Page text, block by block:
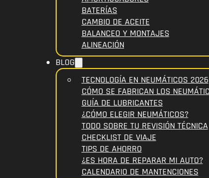
BATERÍAS
CAMBIO DE ACEITE
BALANCEO Y MONTAJES
ALINEACIÓN
BLOG
TECNOLOGÍA EN NEUMÁTICOS 2026
CÓMO SE FABRICAN LOS
GUÍA DE LUBRICANTES
¿CÓMO ELEGIR NEUMÁTICOS?
TODO SOBRE TU REVISIÓN TÉCNICA
CHECKLIST DE VIAJE
TIPS DE AHORRO
¿ES HORA DE REPARAR MI AUTO?
CALENDARIO DE MANTENCIONES